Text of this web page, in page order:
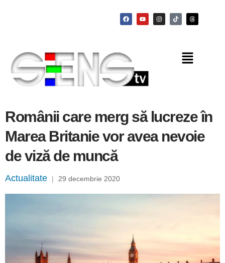
Românii care merg să lucreze în
Marea Britanie vor avea nevoie
de viză de muncă
Actualitate | 29 decembrie 2020